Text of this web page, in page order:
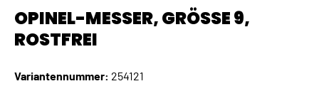
OPINEL-MESSER, GRÖSSE 9, R
OSTFREI
Variantennummer: 254121